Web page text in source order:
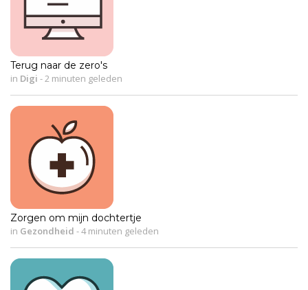
Terug naar de zero's
in Digi - 2 minuten geleden
Zorgen om mijn dochtertje
in Gezondheid -4 minuten geleden